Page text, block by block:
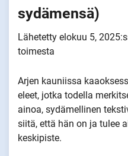
sydämensä)
Lähetetty elokuu 5, 2025
toimesta
Arjen kauniissa
eleet, jotka todella
ainoa, sydämellinen
siitä, että hän on ja tulee
keskipiste.